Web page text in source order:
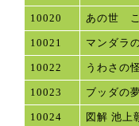
10020 あの世
10021 マンダラ
10022 うわさの
10023 ブッダの
10024 図解 池上